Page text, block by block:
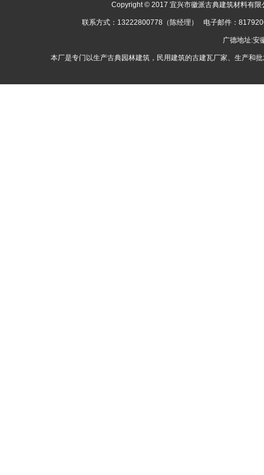
Copyright © 2017 宜兴市徽派古典建筑材料有
联系方式：13222800778（陈经理） 电子邮件：
广德地址:
本厂是专门以生产古典园林建筑，民用建筑的古建瓦厂家、生产和